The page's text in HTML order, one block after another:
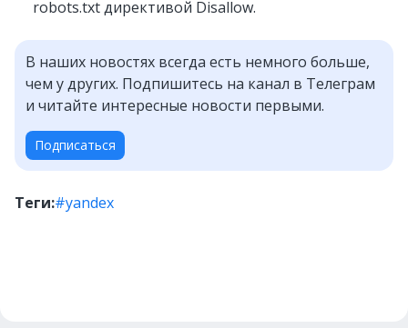
robots.txt директивой Disallow.
В наших новостях всегда есть немного больше,
чем у других. Подпишитесь на канал в Телеграм
и читайте интересные новости первыми.
Подписаться
Теги:#yandex